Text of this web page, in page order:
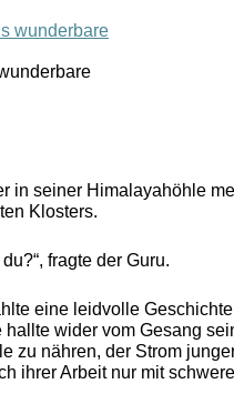
in seiner Himalayahöhle
Klosters.
fragte der Guru.
eine leidvolle
hallte wider vom Gesang
zu nähren, der Strom
ihrer Arbeit nur mit